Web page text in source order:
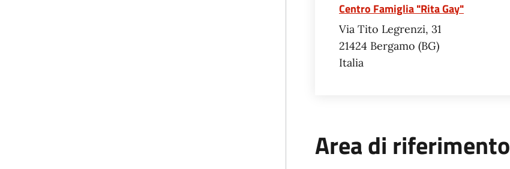
Centro Famiglia "Rita Gay"
Via Tito Legrenzi, 31
21424 Bergamo BG
Italia
Area di riferimento